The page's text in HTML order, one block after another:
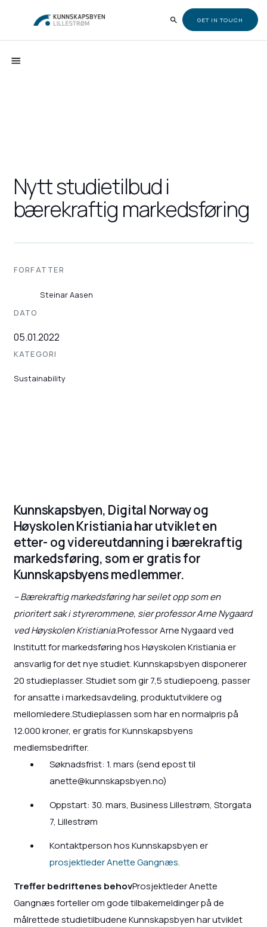
GET IN TOUCH
Nytt studietilbud i
bærekraftig markedsføring
FORFATTER
Steinar Aasen
DATO
05.01.2022
KATEGORI
Sustainability
Kunnskapsbyen, Digital Norway og
Høyskolen Kristiania har utviklet en
etter- og videreutdanning i bærekraftig
markedsføring, som er gratis for
Kunnskapsbyens medlemmer.
– Bærekraftig markedsføring har seilet opp som en
prioritert sak i styrerommene, sier professor Arne Nygaard
ved Høyskolen Kristiania.Professor Arne Nygaard ved
Institutt for markedsføring hos Høyskolen Kristiania er
ansvarlig for det nye studiet. Kunnskapsbyen disponerer
20 studieplasser. Studiet som gir 7,5 studiepoeng, passer
for ansatte i markedsavdeling, produktutviklere og
mellomledere.Studieplassen som har en normalpris på
12.000 kroner, er gratis for Kunnskapsbyens
medlemsbedrifter.
Søknadsfrist: 1. mars (send epost til
anette@kunnskapsbyen.no)
Oppstart: 30. mars, Business Lillestrøm, Storgata
7, Lillestrøm
Kontaktperson hos Kunnskapsbyen er
prosjektleder Anette Gangnæs.
Treffer bedriftenes behovProsjektleder Anette
Gangnæs forteller om gode tilbakemeldinger på de
målrettede studietilbudene Kunnskapsbyen har utviklet